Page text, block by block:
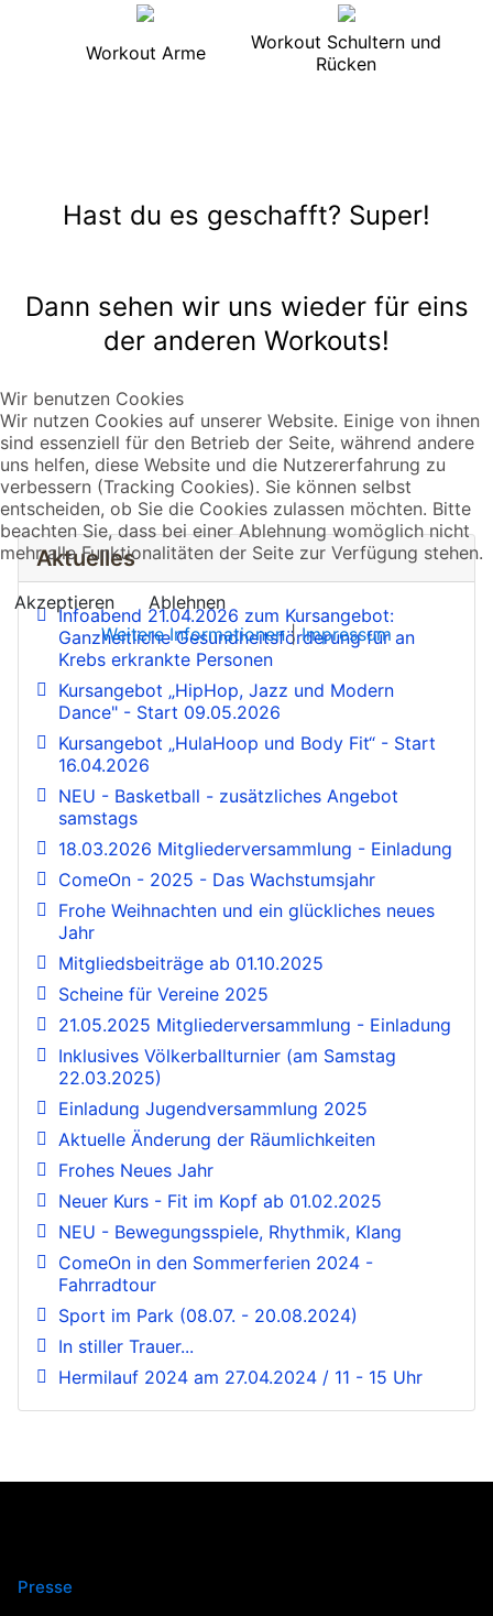
Workout Arme
Workout Schultern und
Rücken
Hast du es geschafft? Super!
Dann sehen wir uns wieder für eins
der anderen Workouts!
Aktuelles
Infoabend 21.04.2026 zum Kursangebot:
Ganzheitliche Gesundheitsförderung für an
Krebs erkrankte Personen
Kursangebot „HipHop, Jazz und Modern
Dance" - Start 09.05.2026
Kursangebot „HulaHoop und Body Fit“ - Start
16.04.2026
NEU - Basketball - zusätzliches Angebot
samstags
18.03.2026 Mitgliederversammlung - Einladung
ComeOn - 2025 - Das Wachstumsjahr
Frohe Weihnachten und ein glückliches neues
Jahr
Mitgliedsbeiträge ab 01.10.2025
Scheine für Vereine 2025
21.05.2025 Mitgliederversammlung - Einladung
Inklusives Völkerballturnier (am Samstag
22.03.2025)
Einladung Jugendversammlung 2025
Aktuelle Änderung der Räumlichkeiten
Frohes Neues Jahr
Neuer Kurs - Fit im Kopf ab 01.02.2025
NEU - Bewegungsspiele, Rhythmik, Klang
ComeOn in den Sommerferien 2024 -
Fahrradtour
Sport im Park (08.07. - 20.08.2024)
In stiller Trauer...
Hermilauf 2024 am 27.04.2024 / 11 - 15 Uhr
Presse
Wir benutzen Cookies
Wir nutzen Cookies auf unserer Website. Einige von ihnen
sind essenziell für den Betrieb der Seite, während andere
uns helfen, diese Website und die Nutzererfahrung zu
verbessern (Tracking Cookies). Sie können selbst
entscheiden, ob Sie die Cookies zulassen möchten. Bitte
beachten Sie, dass bei einer Ablehnung womöglich nicht
mehr alle Funktionalitäten der Seite zur Verfügung stehen.
Akzeptieren
Ablehnen
Weitere Informationen|Impressum